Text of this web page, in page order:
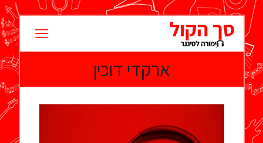
ארקדי דוכין